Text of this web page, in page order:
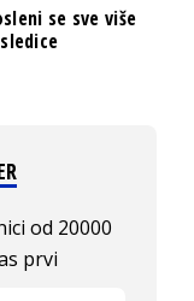
se sve više
od 20000
prvi